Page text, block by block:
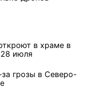
в храме в
июля
грозы в Северо-